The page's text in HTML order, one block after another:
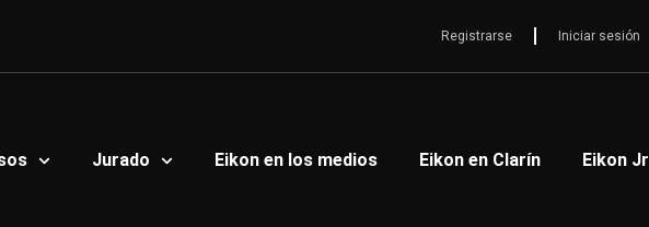
Registrarse Iniciar sesión
Jurado Eikon en los medios Eikon en Clarín Eikon Jr